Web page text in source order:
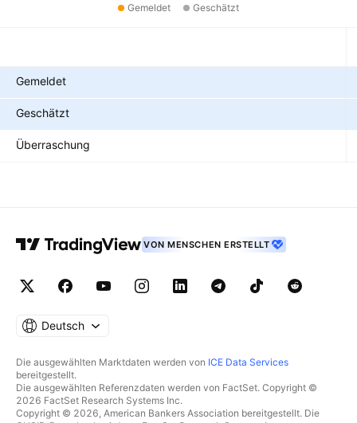
Gemeldet Geschätzt
Gemeldet
Geschätzt
Überraschung
VON MENSCHEN ERSTELLT
Deutsch
Die ausgewählten Marktdaten werden von ICE Data Services
bereitgestellt.
Die ausgewählten Referenzdaten werden von FactSet. Copyright ©
2026 FactSet Research Systems Inc.
Copyright © 2026, American Bankers Association bereitgestellt. Die